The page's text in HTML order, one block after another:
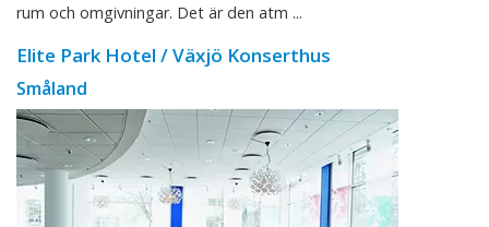
rum och omgivningar. Det är den atm ...
Elite Park Hotel / Växjö Konserthus
Småland